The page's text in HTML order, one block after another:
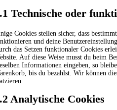
Technische oder
Cookies stellen sicher, dass
und deine
das Setzen funktionaler Cookies
Auf diese Weise musst du beim
Informationen eingeben, so
bis du bezahlst. Wir können
Analytische Cookies